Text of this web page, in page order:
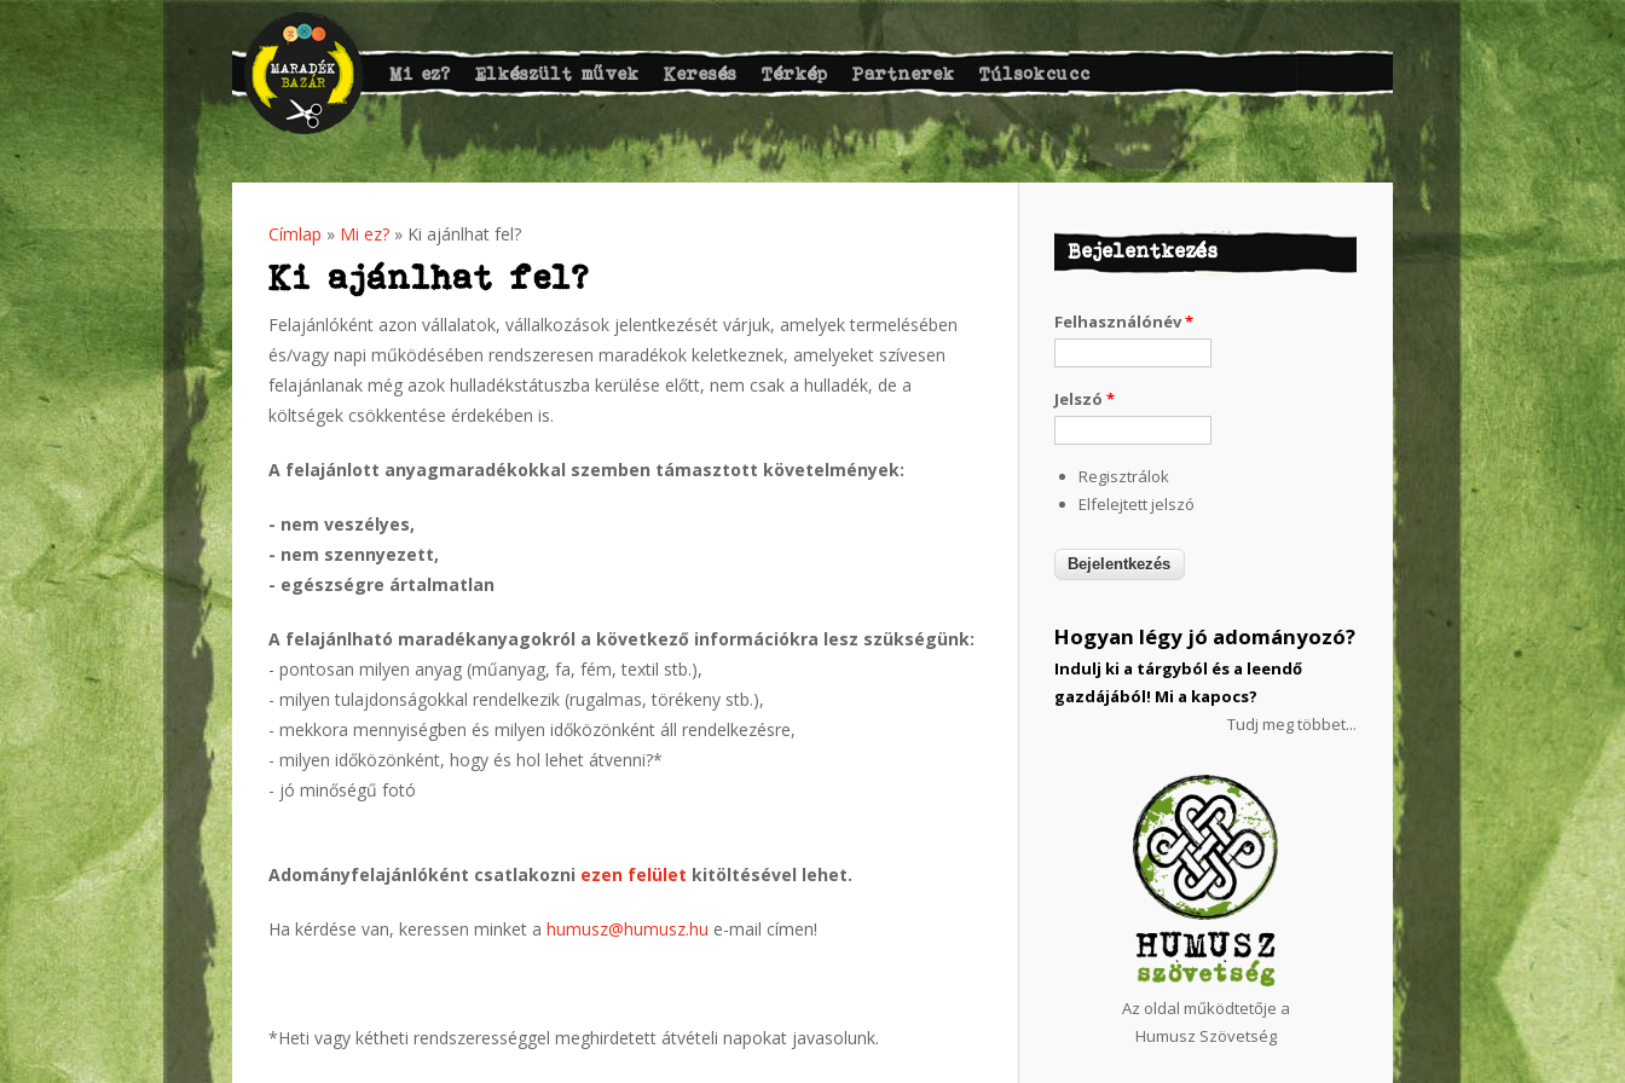
Mi ez? Elkészült művek Keresés Térkép Partnerek Túlsokcucc
Jelenlegi hely
Címlap » Mi ez? » Ki ajánlhat fel?
Ki ajánlhat fel?
Felajánlóként azon vállalatok, vállalkozások jelentkezését várjuk, amelyek termelésében
és/vagy napi működésében rendszeresen maradékok keletkeznek, amelyeket szívesen
felajánlanak még azok hulladékstátuszba kerülése előtt, nem csak a hulladék, de a
költségek csökkentése érdekében is.
A felajánlott anyagmaradékokkal szemben támasztott követelmények:
- nem veszélyes,
- nem szennyezett,
- egészségre ártalmatlan
A felajánlható maradékanyagokról a következő információkra lesz szükségünk:
- pontosan milyen anyag (műanyag, fa, fém, textil stb.),
- milyen tulajdonságokkal rendelkezik (rugalmas, törékeny stb.),
- mekkora mennyiségben és milyen időközönként áll rendelkezésre,
- milyen időközönként, hogy és hol lehet átvenni?*
- jó minőségű fotó
Adományfelajánlóként csatlakozni ezen felület kitöltésével lehet.
Ha kérdése van, keressen minket a humusz@humusz.hu e-mail címen!
*Heti vagy kétheti rendszerességgel meghirdetett átvételi napokat javasolunk.
Bejelentkezés
Felhasználónév*
Jelszó *
Regisztrálok
Elfelejtett jelszó
Hogyan légy jó adományozó?
Indulj ki a tárgyból és a leendő
gazdájából! Mi a kapocs?
Tudj meg többet...
Az oldal működtetője a
Humusz Szövetség